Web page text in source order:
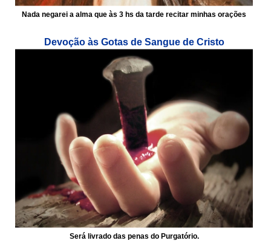
Nada negarei a alma que às 3 hs da tarde recitar minhas orações
Devoção às Gotas de Sangue de Cristo
Será livrado das penas do Purgatório.